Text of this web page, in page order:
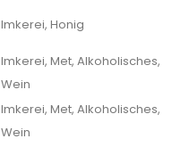
Imkerei, Honig
Imkerei, Met, Alkoholisches,
Wein
Imkerei, Met, Alkoholisches,
Wein